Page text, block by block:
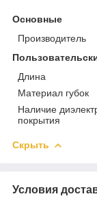
Основные
Производитель
Длина
Материал губок
Наличие
покрытия
Скрыть
Условия